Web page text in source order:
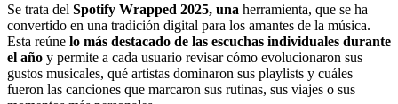
Se trata del Spotify Wrapped 2025, una herramienta, que se ha
convertido en una tradición digital para los amantes de la música.
Esta reúne lo más destacado de las escuchas individuales durante
el año y permite a cada usuario revisar cómo evolucionaron sus
gustos musicales, qué artistas dominaron sus playlists y cuáles
fueron las canciones que marcaron sus rutinas, sus viajes o sus